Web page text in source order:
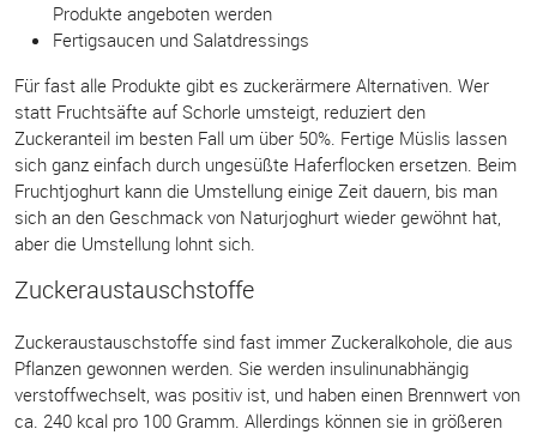
Produkte angeboten werden
Fertigsaucen und Salatdressings
Für fast alle Produkte gibt es zuckerärmere Alternativen. Wer
statt Fruchtsäfte auf Schorle umsteigt, reduziert den
Zuckeranteil im besten Fall um über 50%. Fertige Müslis lassen
sich ganz einfach durch ungesüßte Haferflocken ersetzen. Beim
Fruchtjoghurt kann die Umstellung einige Zeit dauern, bis man
sich an den Geschmack von Naturjoghurt wieder gewöhnt hat,
aber die Umstellung lohnt sich.
Zuckeraustauschstoffe
Zuckeraustauschstoffe sind fast immer Zuckeralkohole, die aus
Pflanzen gewonnen werden. Sie werden insulinunabhängig
verstoffwechselt, was positiv ist, und haben einen Brennwert von
ca. 240 kcal pro 100 Gramm. Allerdings können sie in größeren